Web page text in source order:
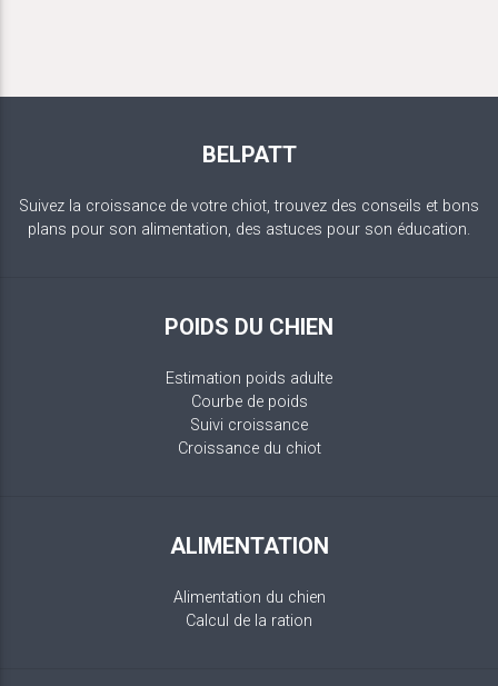
BELPATT
Suivez la croissance de votre chiot, trouvez des conseils et bons
plans pour son alimentation, des astuces pour son éducation.
POIDS DU CHIEN
Estimation poids adulte
Courbe de poids
Suivi croissance
Croissance du chiot
ALIMENTATION
Alimentation du chien
Calcul de la ration